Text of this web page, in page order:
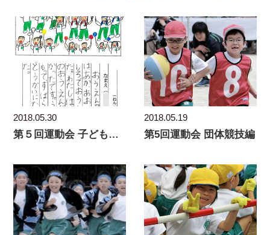
2018.05.30
第５回運動会 子どもたちの感想
2018.05.19
第5回運動会 団体競技編